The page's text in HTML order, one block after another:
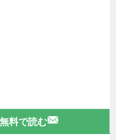
料で読む